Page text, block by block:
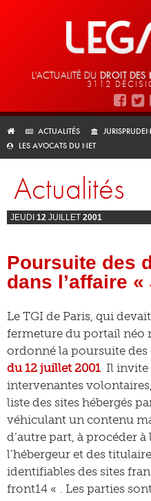
L'ACTUALITÉ DU DROIT DES
3112
ACTUALITÉS
LES AVOCATS DU NET
Actualités
JEUDI 12 JUILLET 2001
Poursuite des
dans l’affaire «
Le TGI de Paris, qui
fermeture du portail néo
ordonné la poursuite des
du 12 juillet 2001 Il invite
intervenantes
liste des sites hébergés
véhiculant un contenu
d’autre part, à procéder à
l’hébergeur et des
identifiables des sites
front14 « . Les parties